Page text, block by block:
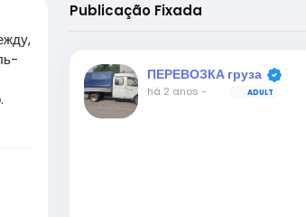
Publicação Fixada
ПЕРЕВОЗКА груза
há 2 anos - ADULT